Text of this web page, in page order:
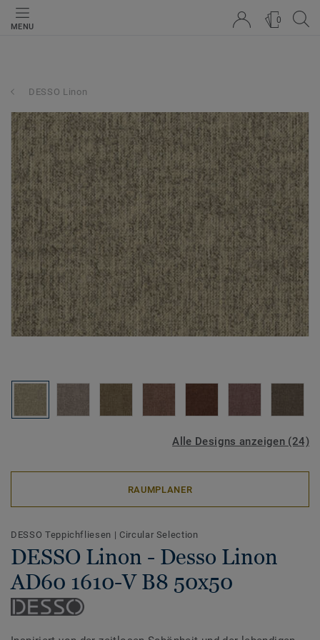
MENU
0
DESSO Linon
Alle Designs anzeigen (24)
RAUMPLANER
DESSO Teppichfliesen | Circular Selection
DESSO Linon - Desso Linon
AD60 1610-V B8 50x50